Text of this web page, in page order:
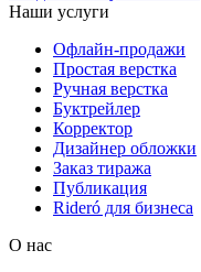
Наши услуги
Офлайн-продажи
Простая верстка
Ручная верстка
Буктрейлер
Корректор
Дизайнер обложки
Заказ тиража
Публикация
Rideró для бизнеса
О нас